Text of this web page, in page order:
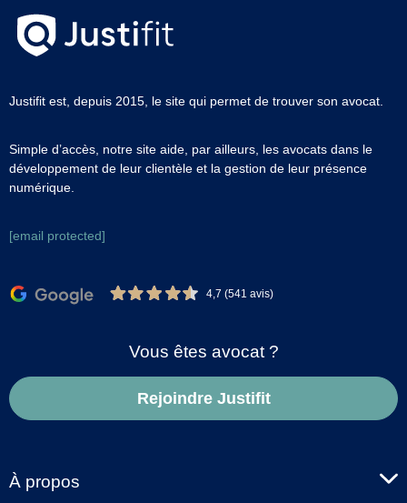
Justifit est, depuis 2015, le site qui permet de trouver son avocat.
Simple d’accès, notre site aide, par ailleurs, les avocats dans le
développement de leur clientèle et la gestion de leur présence
numérique.
[email protected]
4,7 (541 avis)
Vous êtes avocat ?
Rejoindre Justifit
À propos